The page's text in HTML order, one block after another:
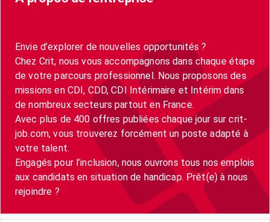
Envie d’explorer de nouvelles opportunités ?
Chez Crit, nous vous accompagnons dans chaque étape
de votre parcours professionnel. Nous proposons des
missions en CDI, CDD, CDI Intérimaire et Intérim dans
de nombreux secteurs partout en France.
Avec plus de 400 offres publiées chaque jour sur crit-
job.com, vous trouverez forcément un poste adapté à
votre talent.
Engagés pour l’inclusion, nous ouvrons tous nos emplois
aux candidats en situation de handicap. Prêt(e) à nous